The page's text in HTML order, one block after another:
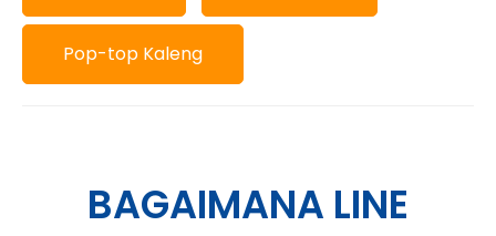
Pop-top Kaleng
BAGAIMANA LINE